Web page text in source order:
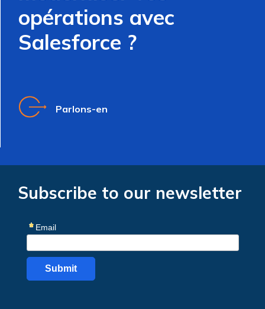
opérations avec
Salesforce ?
Parlons-en
Subscribe to our newsletter